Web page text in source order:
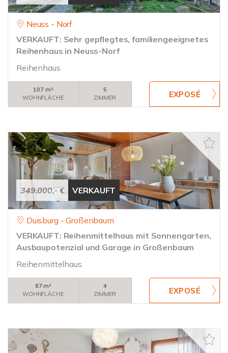
Neuss - Norf
VERKAUFT: Sehr gepflegtes, familiengeeignetes
Reihenhaus in Neuss-Norf
Reihenhaus
107 m²
WOHNFLÄCHE
5
ZIMMER
349.000,- € VERKAUFT
Duisburg - Großenbaum
VERKAUFT: Reihenmittelhaus mit Sonnengarten,
Ausbaupotenzial und Garage in Großenbaum
Reihenmittelhaus
87 m²
WOHNFLÄCHE
4
ZIMMER